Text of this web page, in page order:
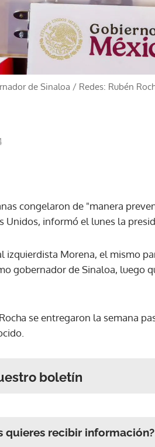
de Sinaloa / Redes: Rubén
congelaron de "manera
Unidos, informó el lunes la
izquierdista Morena, el mismo
gobernador de Sinaloa, luego
se entregaron la semana
boletín
quieres recibir información?